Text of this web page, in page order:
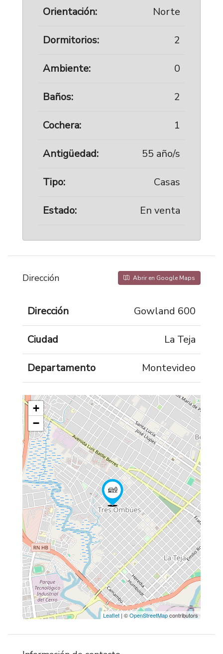
Orientación: Norte
Dormitorios: 2
Ambiente: 0
Baños: 2
Cochera: 1
Antigüedad: 55 año/s
Tipo: Casas
Estado: En venta
Dirección Abrir en Google Maps
Dirección Gowland 600
Ciudad La Teja
Departamento Montevideo
+
−
Leaflet | ©OpenStreetMapcontributors